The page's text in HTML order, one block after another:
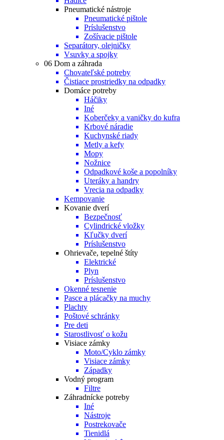
Pneumatické nástroje
Pneumatické pištole
Príslušenstvo
Zošívacie pištole
Separátory, olejničky
Vsuvky a spojky
06 Dom a záhrada
Chovateľské potreby
Čistiace prostriedky na odpadky
Domáce potreby
Háčiky
Iné
Koberčeky a vaničky do kufra
Krbové náradie
Kuchynské riady
Metly a kefy
Mopy
Nožnice
Odpadkové koše a popolníky
Uteráky a handry
Vrecia na odpadky
Kempovanie
Kovanie dverí
Bezpečnosť
Cylindrické vložky
Kľučky dverí
Príslušenstvo
Ohrievače, tepelné štíty
Elektrické
Plyn
Príslušenstvo
Okenné tesnenie
Pasce a plácačky na muchy
Plachty
Poštové schránky
Pre deti
Starostlivosť o kožu
Visiace zámky
Moto/Cyklo zámky
Visiace zámky
Západky
Vodný program
Filtre
Záhradnícke potreby
Iné
Nástroje
Postrekovače
Tienidlá